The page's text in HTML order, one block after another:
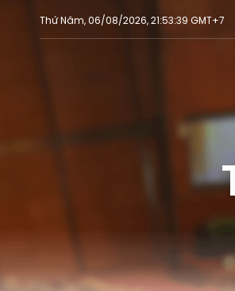
Thứ Năm, 06/08/2026, 21:53:39 GMT+7